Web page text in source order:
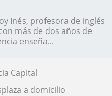
Inés, profesora de inglés
más de dos años de
enseña...
Capital
a domicilio